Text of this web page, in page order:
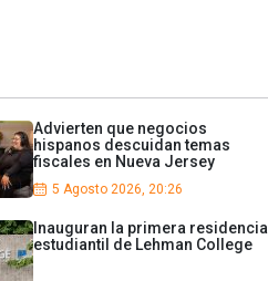
Advierten que negocios
hispanos descuidan temas
fiscales en Nueva Jersey
5 Agosto 2026, 20:26
Inauguran la primera residencia
estudiantil de Lehman College